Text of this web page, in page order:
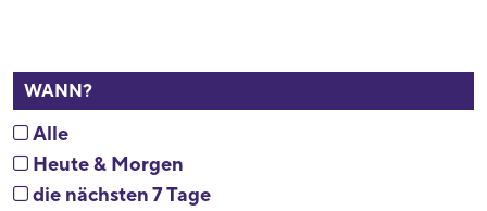
WANN?
Alle
Heute & Morgen
die nächsten 7 Tage